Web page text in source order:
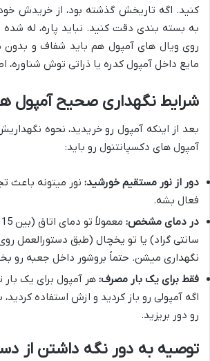
کنید. اگه تاریخش گذشته بود، از خریدش
به بسته بندی دقت کنید. نباید پاره، له
روی ویال های آمپول هم باید شفاف و بدون
مایع داخل آمپول کدره یا ذراتی توش شناوره،
شرایط نگهداری صحیح آمپول
بعد از اینکه آمپول رو خریدید، نحوه
آمپول های دکسپانتنول رو باید:
دور از نور مستقیم خورشید: نور میتونه باعث
فعال بشه.
در دمای مشخص:
سانتی گراد) یا تو یخچال (طبق دستورالعمل
نگهداری میشن. حتماً بروشور داخل جعبه رو
فقط برای یک بار مصرف: هر آمپول برای یک
اگه آمپولی رو باز کردید و ازش استفاده
رو دور بریزید.
توصیه به دور نگه داشتن از